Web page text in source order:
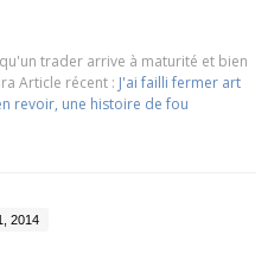
trader arrive à maturité et bien
Article récent : J'ai failli fermer art
revoir, une histoire de fou
2014